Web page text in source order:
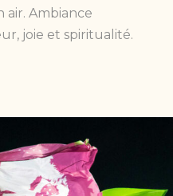
air. Ambiance
joie et spiritualité.